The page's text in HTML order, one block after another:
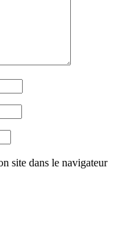
site dans le navigateur